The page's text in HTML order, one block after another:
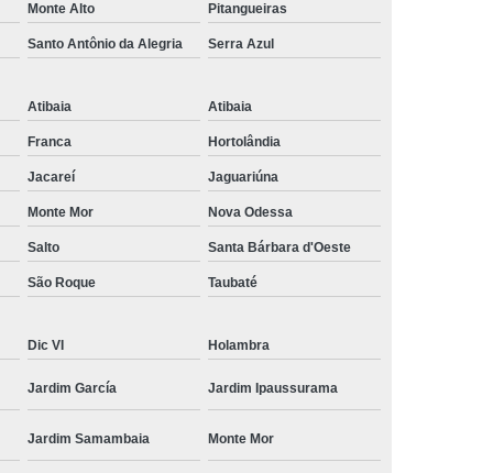
Social
Loja Virtual Moda Masculina
Moda Básica Masculina
Masculina
Moda Masculina
Social
Moda Masculina Esporte Fino
Social
Moda Plus Size Masculina
Roupas Estilosas Masculinas
Moda
Roupas Masculinas Esporte Fino
Roupas Masculinas na Moda
Social Roupas Sociais Masculinas
Monte Alto Pitangueiras
Santo Antônio da Alegria Serra Azul
Atibaia Atibaia
Franca Hortolândia
Jacareí Jaguariúna
Monte Mor Nova Odessa
Salto Santa Bárbara d'Oeste
São Roque Taubaté
Dic VI Holambra
Jardim García Jardim Ipaussurama
Jardim Samambaia Monte Mor